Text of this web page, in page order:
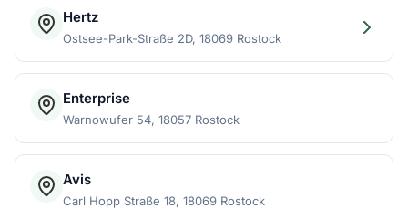
Hertz
Ostsee-Park-Straße 2D, 18069 Rostock
Enterprise
Warnowufer 54, 18057 Rostock
Avis
Carl Hopp Straße 18, 18069 Rostock